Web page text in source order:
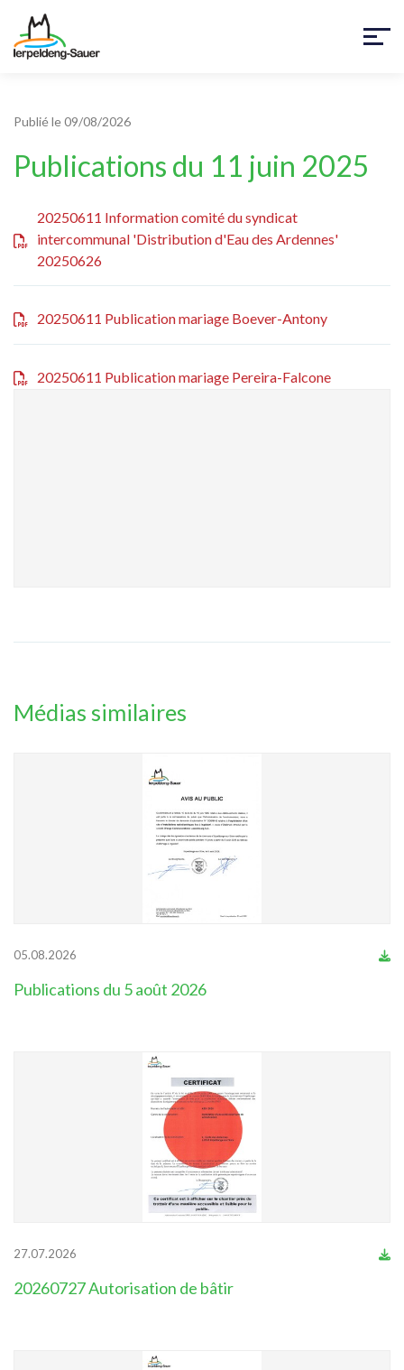
Publié le 09/08/2026
Publications du 11 juin 2025
20250611 Information comité du syndicat
intercommunal 'Distribution d'Eau des Ardennes'
20250626
20250611 Publication mariage Boever-Antony
20250611 Publication mariage Pereira-Falcone
Médias similaires
05.08.2026
Publications du 5 août 2026
27.07.2026
20260727 Autorisation de bâtir